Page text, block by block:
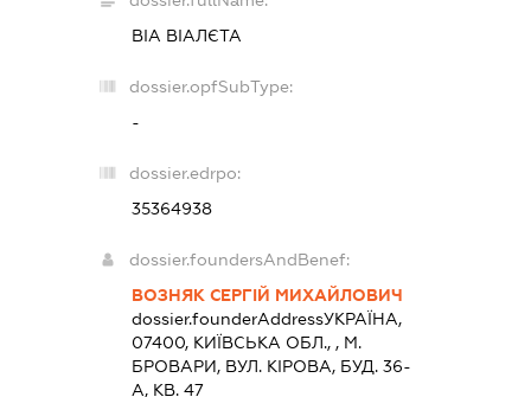
ВІА ВІАЛЄТА
dossier.opfSubType:
-
dossier.edrpo:
35364938
dossier.foundersAndBenef:
ВОЗНЯК СЕРГІЙ МИХАЙЛОВИЧ
dossier.founderAddressУКРАЇНА,
07400, КИЇВСЬКА ОБЛ., , М.
БРОВАРИ, ВУЛ. КІРОВА, БУД. 36-
А, КВ. 47